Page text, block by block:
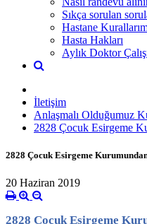
Sıkça sorulan
Hastane
Hasta Hakları
Aylık Doktor
İletişim
Anlaşmalı Olduğumuz
2828 Çocuk Esirgeme
2828 Çocuk Esirgeme
20 Haziran 2019
2828 Çocuk Esirgeme